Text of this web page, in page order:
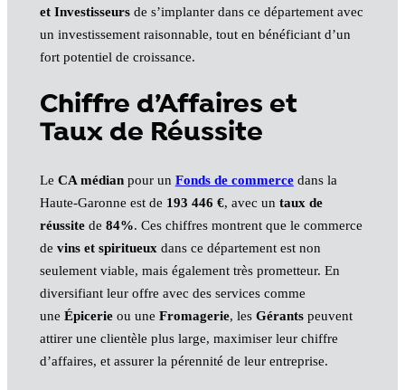
et Investisseursde s’implanter dans ce département avec
un investissement raisonnable, tout en bénéficiant d’un
fort potentiel de croissance.
Chiffre d’Affaires et
Taux de Réussite
Le CA médianpour un Fonds de commercedans la
Haute-Garonne est de 193 446 €, avec un taux de
réussitede 84%. Ces chiffres montrent que le commerce
de vins et spiritueux dans ce département est non
seulement viable, mais également très prometteur. En
diversifiant leur offre avec des services comme
une Épicerieou une Fromagerie, les Gérantspeuvent
attirer une clientèle plus large, maximiser leur chiffre
d’affaires, et assurer la pérennité de leur entreprise.